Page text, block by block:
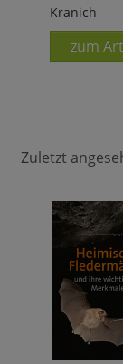
Kranich
zum
Zuletzt